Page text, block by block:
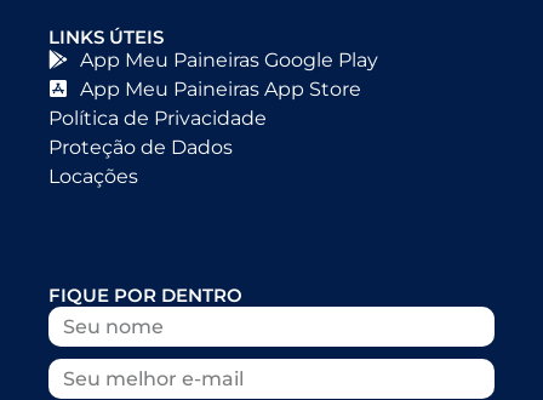
LINKS ÚTEIS
App Meu Paineiras Google Play
App Meu Paineiras App Store
Política de Privacidade
Proteção de Dados
Locações
FIQUE POR DENTRO